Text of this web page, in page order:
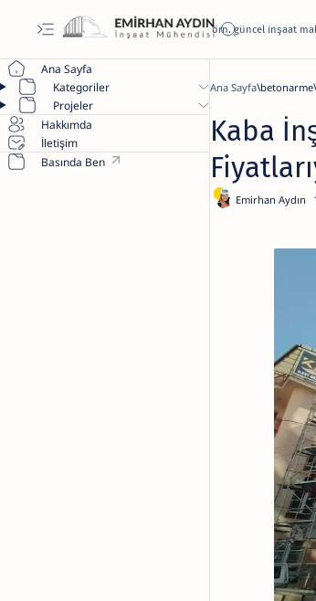
Ana Sayfa
Kategoriler
Projeler
Hakkımda
İletişim
Basında Ben
Ana Sayfa betonarme
Kaba